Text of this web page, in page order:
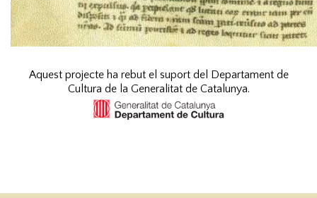
Aquest projecte ha rebut el suport del Departament de
Cultura de la Generalitat de Catalunya.